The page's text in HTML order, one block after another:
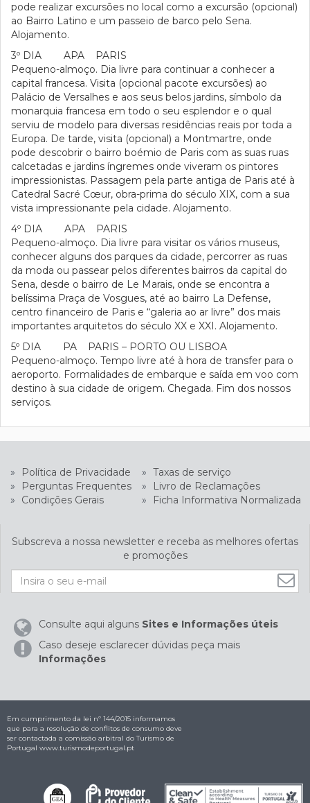
pode realizar excursões no local como a excursão (opcional)
ao Bairro Latino e um passeio de barco pelo Sena.
Alojamento.
3º DIA APA PARIS
Pequeno-almoço. Dia livre para continuar a conhecer a
capital francesa. Visita (opcional pacote excursões) ao
Palácio de Versalhes e aos seus belos jardins, símbolo da
monarquia francesa em todo o seu esplendor e o qual
serviu de modelo para diversas residências reais por toda a
Europa. De tarde, visita (opcional) a Montmartre, onde
pode descobrir o bairro boémio de Paris com as suas ruas
calcetadas e jardins íngremes onde viveram os pintores
impressionistas. Passagem pela parte antiga de Paris até à
Catedral Sacré Cœur, obra-prima do século XIX, com a sua
vista impressionante pela cidade. Alojamento.
4º DIA APA PARIS
Pequeno-almoço. Dia livre para visitar os vários museus,
conhecer alguns dos parques da cidade, percorrer as ruas
da moda ou passear pelos diferentes bairros da capital do
Sena, desde o bairro de Le Marais, onde se encontra a
belíssima Praça de Vosgues, até ao bairro La Defense,
centro financeiro de Paris e “galeria ao ar livre” dos mais
importantes arquitetos do século XX e XXI. Alojamento.
5º DIA PA PARIS – PORTO OU LISBOA
Pequeno-almoço. Tempo livre até à hora de transfer para o
aeroporto. Formalidades de embarque e saída em voo com
destino à sua cidade de origem. Chegada. Fim dos nossos
serviços.
» Política de Privacidade » Taxas de serviço
»
Perguntas Frequentes »
Livro de Reclamações
»
Condições Gerais » Ficha Informativa Normalizada
Subscreva a nossa newsletter e receba as melhores ofertas
e promoções
Consulte aqui alguns Sites e Informações úteis
Caso deseje esclarecer dúvidas peça mais
Informações
Em cumprimento da lei nº 144/2015 informamos
que para a resolução de conflitos de consumo deve
ser contactada a comissão arbitral do Turismo de
Portugal www.turismodeportugal.pt